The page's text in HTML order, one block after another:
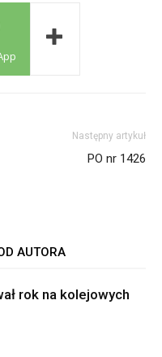
Następny artykuł
PO nr 1426
AUTORA
rok na kolejowych